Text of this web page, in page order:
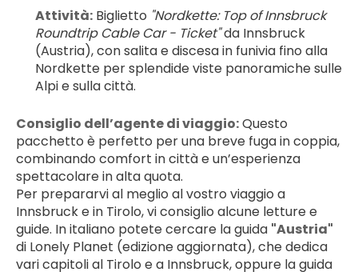
Attività: Biglietto "Nordkette: Top of Innsbruck
Roundtrip Cable Car - Ticket" da Innsbruck
(Austria), con salita e discesa in funivia fino alla
Nordkette per splendide viste panoramiche sulle
Alpi e sulla città.
Consiglio dell’agente di viaggio: Questo
pacchetto è perfetto per una breve fuga in coppia,
combinando comfort in città e un’esperienza
spettacolare in alta quota.
Per prepararvi al meglio al vostro viaggio a
Innsbruck e in Tirolo, vi consiglio alcune letture e
guide. In italiano potete cercare la guida "Austria"
di Lonely Planet (edizione aggiornata), che dedica